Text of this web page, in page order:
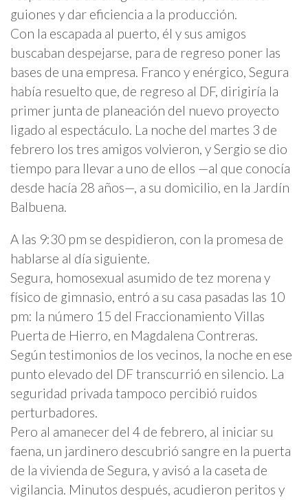
guiones y dar eficiencia a la producción.
Con la escapada al puerto, él y sus amigos
buscaban despejarse, para de regreso poner las
bases de una empresa. Franco y enérgico, Segura
había resuelto que, de regreso al DF, dirigiría la
primer junta de planeación del nuevo proyecto
ligado al espectáculo. La noche del martes 3 de
febrero los tres amigos volvieron, y Sergio se dio
tiempo para llevar a uno de ellos —al que conocía
desde hacía 28 años—, a su domicilio, en la Jardín
Balbuena.
A las 9:30 pm se despidieron, con la promesa de
hablarse al día siguiente.
Segura, homosexual asumido de tez morena y
físico de gimnasio, entró a su casa pasadas las 10
pm: la número 15 del Fraccionamiento Villas
Puerta de Hierro, en Magdalena Contreras.
Según testimonios de los vecinos, la noche en ese
punto elevado del DF transcurrió en silencio. La
seguridad privada tampoco percibió ruidos
perturbadores.
Pero al amanecer del 4 de febrero, al iniciar su
faena, un jardinero descubrió sangre en la puerta
de la vivienda de Segura, y avisó a la caseta de
vigilancia. Minutos después, acudieron peritos y